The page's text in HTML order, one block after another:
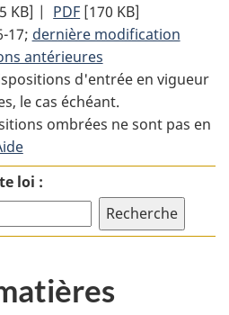
complet
:
Loi
sur
la
communication
d’information
ayant
trait
la
du
Canada
KB] | PDF Texte
complet
:
Loi
sur
la
d’information
trait
à
sécurité
du
[170 KB]
17; dernière modification
antérieures
d'entrée en vigueur
le cas échéant.
ombrées ne sont pas en
loi :